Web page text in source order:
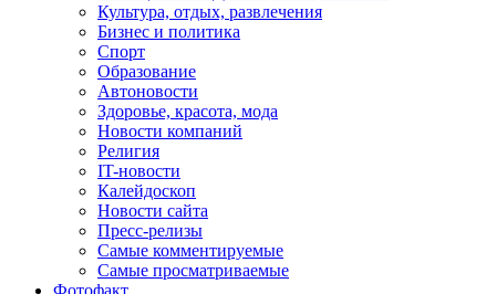
Культура, отдых, развлечения
Бизнес и политика
Спорт
Образование
Автоновости
Здоровье, красота, мода
Новости компаний
Религия
IT-новости
Калейдоскоп
Новости сайта
Пресс-релизы
Самые комментируемые
Самые просматриваемые
Фотофакт